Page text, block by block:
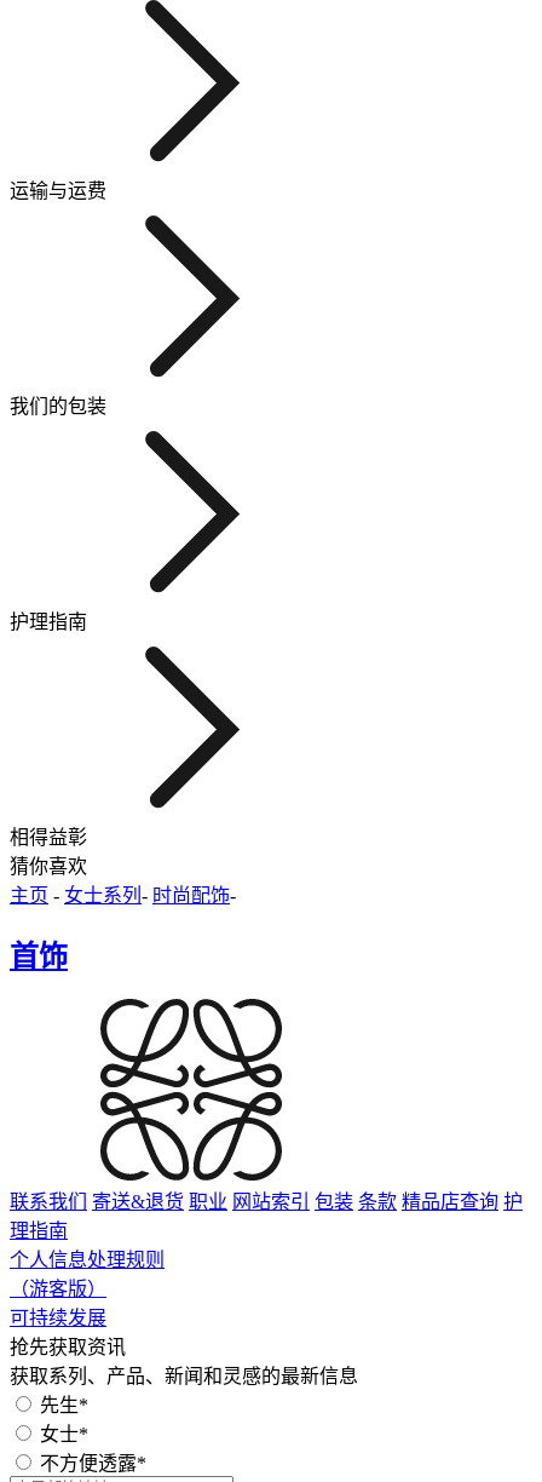
运输与运费
我们的包装
护理指南
相得益彰
猜你喜欢
主页 - 女士系列 - 时尚配饰-
首饰
联系我们 寄送&退货 职业 网站索引 包装 条款 精品店查询 护
理指南
个人信息处理规则
（游客版）
可持续发展
抢先获取资讯
获取系列、产品、新闻和灵感的最新信息
先生*
女士*
不方便透露*